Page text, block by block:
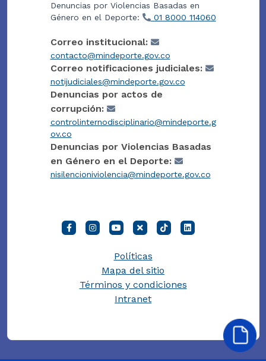
Denuncias por Violencias Basadas en
Género en el Deporte:
01 8000 114060
Correo institucional:
contacto@mindeporte.gov.co
Correo notificaciones judiciales:
notijudiciales@mindeporte.gov.co
Denuncias por actos de
corrupción:
controlinternodisciplinario@mindeporte.g
ov.co
Denuncias por Violencias Basadas
en Género en el Deporte:
nisilencioniviolencia@mindeporte.gov.co
Políticas
Mapa del sitio
Términos y condiciones
Intranet